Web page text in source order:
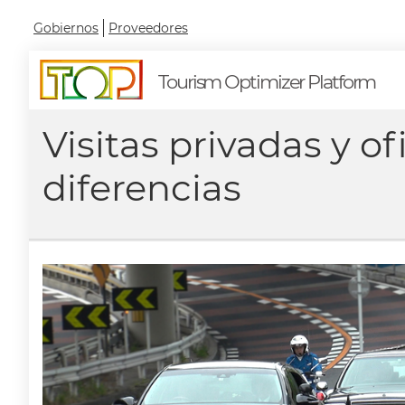
Gobiernos Proveedores
Tourism Optimizer Platform
Visitas privadas y
diferencias